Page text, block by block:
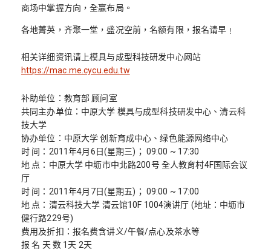
商场中掌握方向，全赢布局。
各地菁英，齐聚一堂，盛况空前，名额有限，报名请早﹗
相关详细资讯请上模具与成型科技研发中心网站
https://mac.me.cycu.edu.tw
补助单位：教育部 顾问室
共同主办单位：中原大学 模具与成型科技研发中心、清云科
技大学
协办单位：中原大学 创新育成中心、绿色能源网络中心
时 间：2011年4月6日(星期三)； 09:00 ~ 17:30
地 点：中原大学 中坜市中北路200号 全人教育村4F国际会议
厅
时 间：2011年4月7日(星期五)； 09:00 ~ 17:00
地 点：清云科技大学 清云馆10F 1004演讲厅 (地址：中坜市
健行路229号)
费用及折扣：报名费含讲义/午餐/点心及茶水等
报 名 天 数 1天 2天